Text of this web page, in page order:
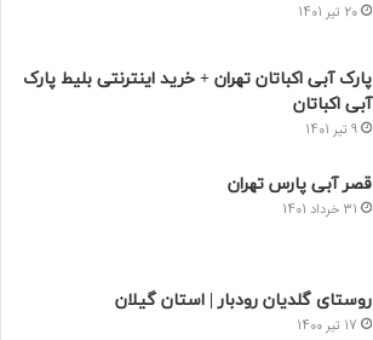
20 تیر 1401
پارک آبی اکباتان تهران + خرید اینترنتی بلیط پارک
آبی اکباتان
9 تیر 1401
قصر آبی پارس تهران
31 خرداد 1401
روستای گلدیان رودبار | استان گیلان
17 تیر 1400